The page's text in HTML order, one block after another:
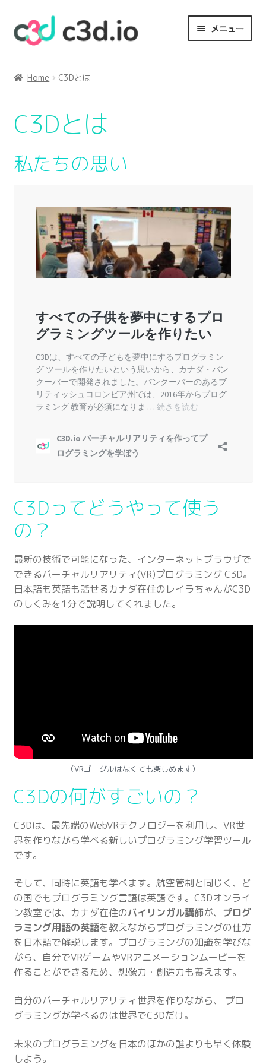
ナ
ビ
シ
へ
キ
ッ
コ
ン
ツ
キ
プ
メニュー
なぜ英語でプログラミング？
私たちの思い
お問い合わせ
Home C3Dとは
C3Dとは
私たちの思い
C3Dってどうやって使う
の？
最新の技術で可能になった、インターネットブラウザで
できるバーチャルリアリティ(VR)プログラミング C3D。
日本語も英語も話せるカナダ在住のレイラちゃんがC3D
のしくみを1分で説明してくれました。
（VRゴーグルはなくても楽しめます）
C3Dの何がすごいの？
C3Dは、最先端のWebVRテクノロジーを利用し、VR世
界を作りながら学べる新しいプログラミング学習ツール
です。
そして、同時に英語も学べます。航空管制と同じく、ど
の国でもプログラミング言語は英語です。C3Dオンライ
ン教室では、カナダ在住のバイリンガル講師が、 プログ
ラミング用語の英語を教えながらプログラミングの仕方
を日本語で解説します。プログラミングの知識を学びな
がら、自分でVRゲームやVRアニメーションムービーを
作ることができるため、想像力・創造力も養えます。
自分のバーチャルリアリティ世界を作りながら、 プロ
グラミングが学べるのは世界でC3Dだけ。
未来のプログラミングを日本のほかの誰よりも早く体験
しよう。